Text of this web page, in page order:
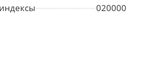
020000